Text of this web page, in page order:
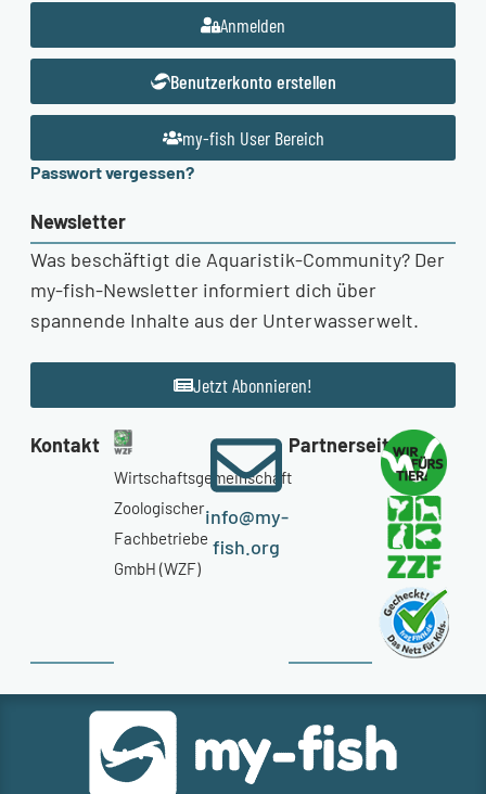
Anmelden
Benutzerkonto erstellen
my-fish User Bereich
Passwort vergessen?
Newsletter
Was beschäftigt die Aquaristik-Community? Der
my-fish-Newsletter informiert dich über
spannende Inhalte aus der Unterwasserwelt.
Jetzt Abonnieren!
Kontakt
Wirtschaftsgemeinschaft
Zoologischer
Fachbetriebe
GmbH (WZF)
info@my-
fish.org
Partnerseiten